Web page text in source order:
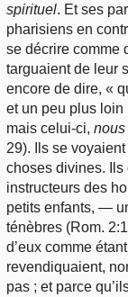
spirituel. Et ses
pharisiens en
se décrire comme
targuaient de leur
encore de dire, «
et un peu plus loin
mais celui-ci, nous
29). Ils se
choses divines. Ils
instructeurs des
petits enfants, —
ténèbres (Rom.
d’eux comme
revendiquaient,
pas ; et parce